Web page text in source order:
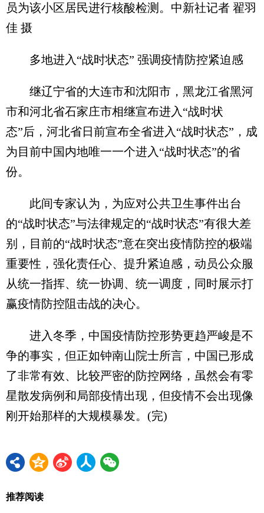
员为该小区居民进行核酸检测。中新社记者 翟羽
佳 摄
多地进入“战时状态” 强调疫情防控紧迫感
继辽宁省的大连市和沈阳市，黑龙江省黑河
市和河北省石家庄市相继宣布进入“战时状
态”后，河北省日前宣布全省进入“战时状态”，成
为目前中国内地唯一一个进入“战时状态”的省
份。
此间专家认为，为应对公共卫生事件出台
的“战时状态”与法律规定的“战时状态”有很大差
别，目前的“战时状态”意在突出疫情防控的极端
重要性，强化责任心、提升紧迫感，动员公众服
从统一指挥、统一协调、统一调度，同时展示打
赢疫情防控阻击战的决心。
进入冬季，中国疫情防控形势更趋严峻是不
争的事实，但正如钟南山院士所言，中国已形成
了非常有效、比较严密的防控网络，虽然会有零
星散发病例和局部疫情出现，但疫情不会出现像
刚开始那样的大规模暴发。(完)
推荐阅读